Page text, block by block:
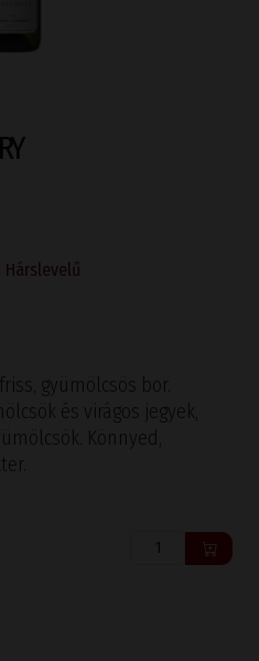
Hárslevelű
gyümölcsös bor.
és virágos jegyek,
Könnyed,